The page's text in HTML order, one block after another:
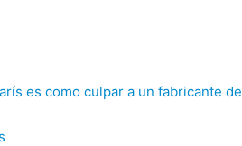
es como culpar a un fabricante de